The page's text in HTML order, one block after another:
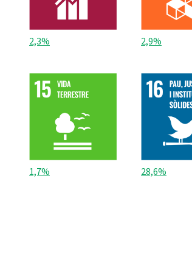
2,3% 2,9%
1,7% 28,6%